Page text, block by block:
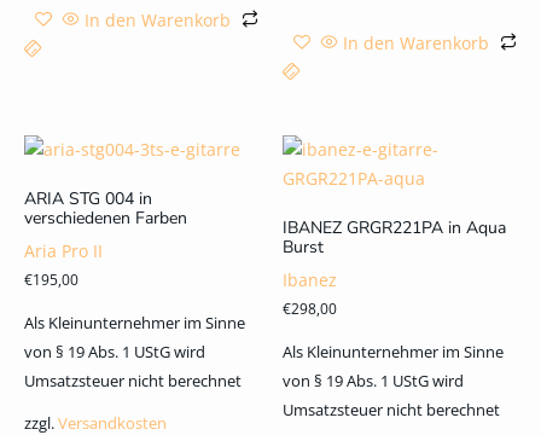
In den Warenkorb
In den Warenkorb
ARIA STG 004 in
verschiedenen Farben
Aria Pro II
€195,00
Als Kleinunternehmer im Sinne
von § 19 Abs. 1 UStG wird
Umsatzsteuer nicht berechnet
zzgl.Versandkosten
IBANEZ GRGR221PA in Aqua
Burst
Ibanez
€298,00
Als Kleinunternehmer im Sinne
von § 19 Abs. 1 UStG wird
Umsatzsteuer nicht berechnet